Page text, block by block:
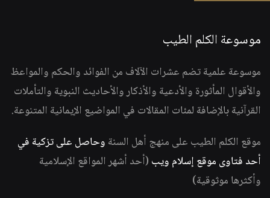
موسوعة الكلم الطيب
موسوعة علمية تضم عشرات الآلاف من الفوائد والحكم والمواعظ
والأقوال المأثورة والأدعية والأذكار والأحاديث النبوية والتأملات
القرآنية بالإضافة لمئات المقالات في المواضيع الإيمانية المتنوعة.
موقع الكلم الطيب على منهج أهل السنة وحاصل على تزكية في
أحد فتاوى موقع إسلام ويب (أحد أشهر المواقع الإسلامية
وأكثرها موثوقية)